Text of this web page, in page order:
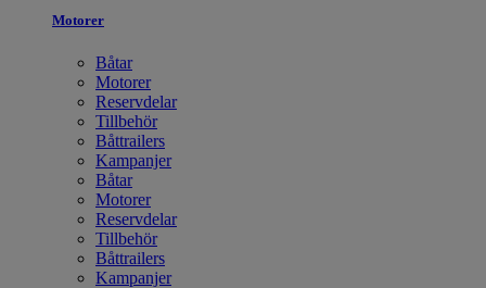
Motorer
Båtar
Motorer
Reservdelar
Tillbehör
Båttrailers
Kampanjer
Båtar
Motorer
Reservdelar
Tillbehör
Båttrailers
Kampanjer